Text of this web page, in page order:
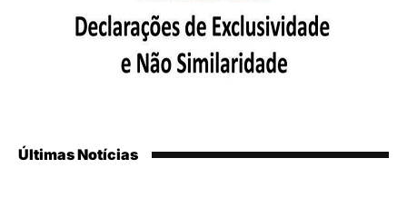
Últimas Notícias